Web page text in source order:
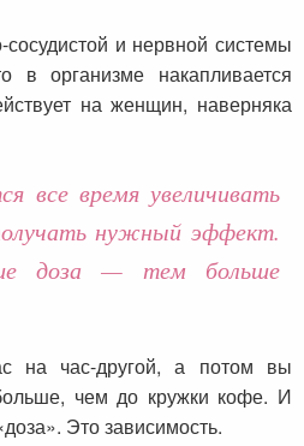
и нервной системы
в организме накапливается
на женщин, наверняка
все время увеличивать
нужный эффект.
доза — тем больше
на час-другой, а потом вы
чем до кружки кофе. И
Это зависимость.